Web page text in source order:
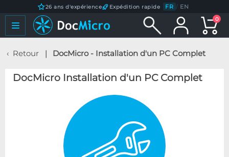
26 ans d'expérience Expédition rapide FR / EN
0
Retour DocMicro - Installation d'un PC Complet
DocMicro Installation d'un PC Complet